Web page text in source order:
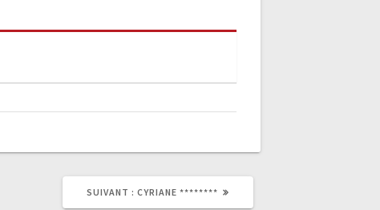
SUIVANT : CYRIANE ********